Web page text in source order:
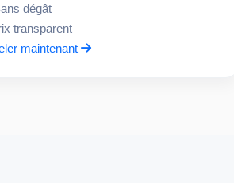
dégât
transparent
maintenant